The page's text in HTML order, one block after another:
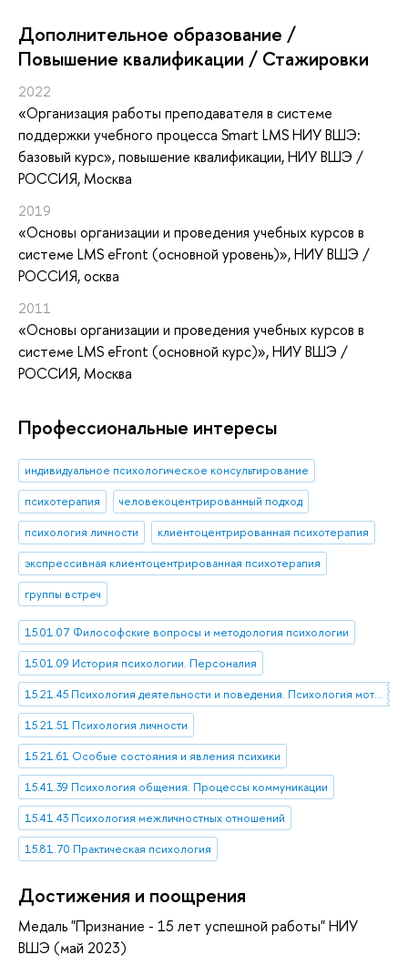
Дополнительное образование /
Повышение квалификации / Стажировки
2022
«Организация работы преподавателя в системе
поддержки учебного процесса Smart LMS НИУ ВШЭ:
базовый курс», повышение квалификации, НИУ ВШЭ /
РОССИЯ, Москва
2019
«Основы организации и проведения учебных курсов в
системе LMS eFront (основной уровень)», НИУ ВШЭ /
РОССИЯ, осква
2011
«Основы организации и проведения учебных курсов в
системе LMS eFront (основной курс)», НИУ ВШЭ /
РОССИЯ, Москва
Профессиональные интересы
индивидуальное психологическое консультирование
психотерапия
человекоцентрированный подход
психология личности
клиентоцентрированная психотерапия
экспрессивная клиентоцентрированная психотерапия
группы встреч
15.01.07 Философские вопросы и методология психологии
15.01.09 История психологии. Персоналия
15.21.45 Психология деятельности и поведения. Психология мотивации
15.21.51 Психология личности
15.21.61 Особые состояния и явления психики
15.41.39 Психология общения. Процессы коммуникации
15.41.43 Психология межличностных отношений
15.81.70 Практическая психология
Достижения и поощрения
Медаль "Признание - 15 лет успешной работы" НИУ
ВШЭ (май 2023)